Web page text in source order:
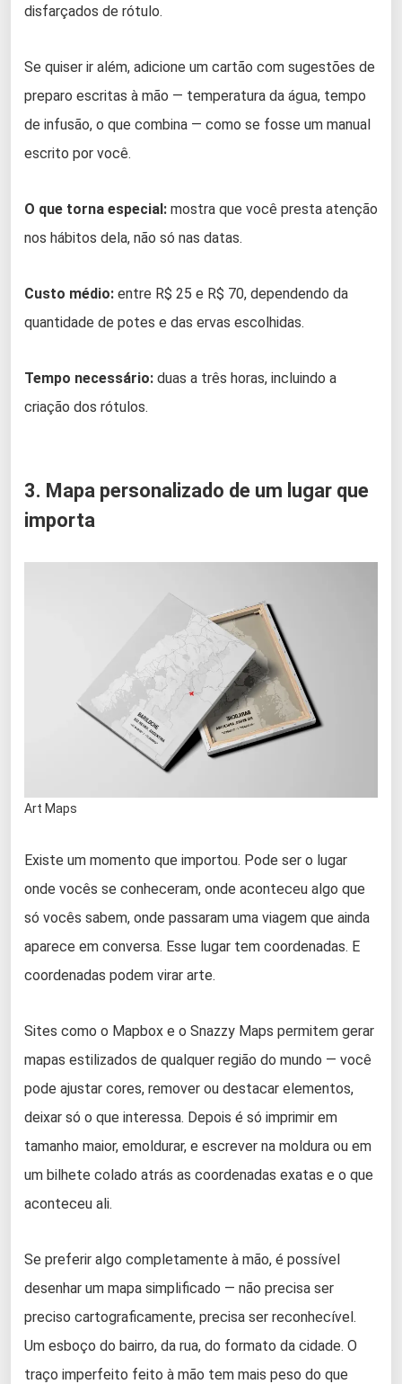
disfarçados de rótulo.
Se quiser ir além, adicione um cartão com sugestões de
preparo escritas à mão — temperatura da água, tempo
de infusão, o que combina — como se fosse um manual
escrito por você.
O que torna especial: mostra que você presta atenção
nos hábitos dela, não só nas datas.
Custo médio: entre R$ 25 e R$ 70, dependendo da
quantidade de potes e das ervas escolhidas.
Tempo necessário: duas a três horas, incluindo a
criação dos rótulos.
3. Mapa personalizado de um lugar que
importa
Art Maps
Existe um momento que importou. Pode ser o lugar
onde vocês se conheceram, onde aconteceu algo que
só vocês sabem, onde passaram uma viagem que ainda
aparece em conversa. Esse lugar tem coordenadas. E
coordenadas podem virar arte.
Sites como o Mapbox e o Snazzy Maps permitem gerar
mapas estilizados de qualquer região do mundo — você
pode ajustar cores, remover ou destacar elementos,
deixar só o que interessa. Depois é só imprimir em
tamanho maior, emoldurar, e escrever na moldura ou em
um bilhete colado atrás as coordenadas exatas e o que
aconteceu ali.
Se preferir algo completamente à mão, é possível
desenhar um mapa simplificado — não precisa ser
preciso cartograficamente, precisa ser reconhecível.
Um esboço do bairro, da rua, do formato da cidade. O
traço imperfeito feito à mão tem mais peso do que